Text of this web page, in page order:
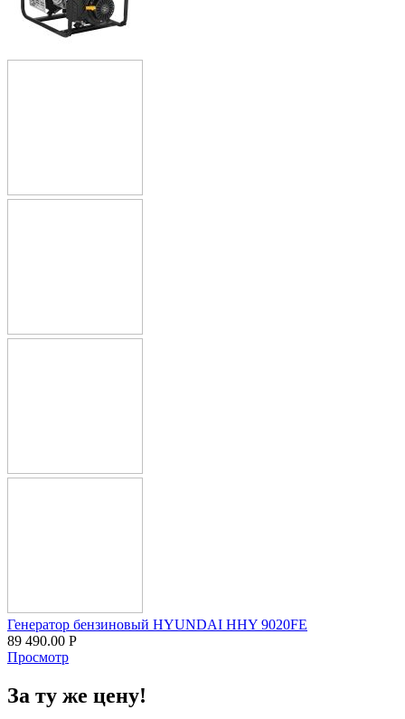
Генератор бензиновый HYUNDAI HHY 9020FE
89 490.00 Р
Просмотр
За ту же цену!